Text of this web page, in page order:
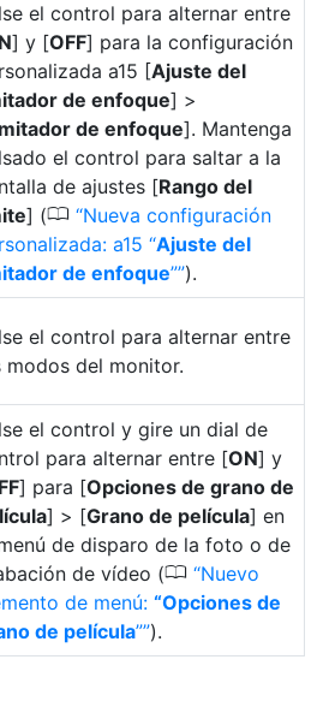
el control para alternar entre
] y [OFF] para la configuración
a15 [Ajuste del
de enfoque] >
de enfoque]. Mantenga
el control para saltar a la
de ajustes [Rango del
] (0 Nueva configuración
a15 “Ajuste del
de enfoque” ).
el control para alternar entre
modos del monitor.
el control y gire un dial de
para alternar entre [ON] y
] para [Opciones de grano de
] > [Grano de película] en
de disparo de la foto o de
de vídeo (0 Nuevo
de menú: “Opciones de
de película” ).